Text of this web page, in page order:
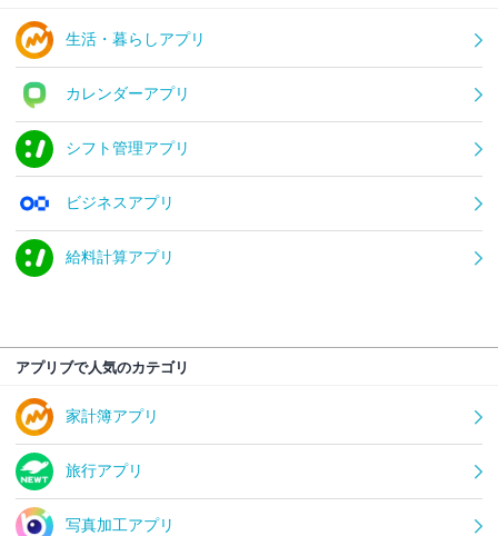
生活・暮らしアプリ
カレンダーアプリ
シフト管理アプリ
ビジネスアプリ
給料計算アプリ
アプリブで人気のカテゴリ
家計簿アプリ
旅行アプリ
写真加工アプリ